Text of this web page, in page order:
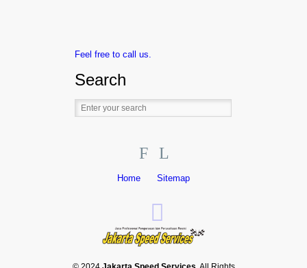
Feel free to call us.
Search
F L
Home Sitemap